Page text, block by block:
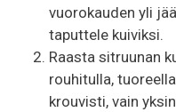
vuorokauden yli
taputtele kuiviksi.
Raasta sitruunan
rouhitulla,
krouvisti, vain